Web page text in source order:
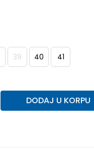
39 40 41
DODAJ U KORPU